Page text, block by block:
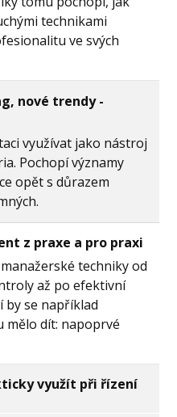
technikami
ve svých
nové trendy -
využívat jako nástroj
Pochopí významy
opět s důrazem
z praxe a pro praxi
techniky od
až po efektivní
by se například
mělo dít: napoprvé
využít při řízení